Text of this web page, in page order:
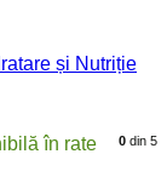
și Nutriție
0 din 5